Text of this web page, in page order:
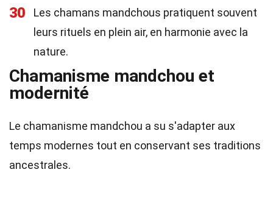
30
Les chamans mandchous pratiquent souvent
leurs rituels en plein air, en harmonie avec la
nature.
Chamanisme mandchou et
modernité
Le chamanisme mandchou a su s'adapter aux
temps modernes tout en conservant ses traditions
ancestrales.